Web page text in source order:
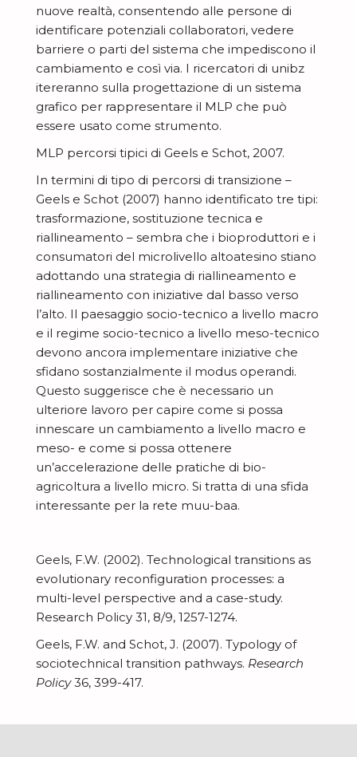
nuove realtà, consentendo alle persone di
identificare potenziali collaboratori, vedere
barriere o parti del sistema che impediscono il
cambiamento e così via. I ricercatori di unibz
itereranno sulla progettazione di un sistema
grafico per rappresentare il MLP che può
essere usato come strumento.
MLP percorsi tipici di Geels e Schot, 2007.
In termini di tipo di percorsi di transizione –
Geels e Schot (2007) hanno identificato tre tipi:
trasformazione, sostituzione tecnica e
riallineamento – sembra che i bioproduttori e i
consumatori del microlivello altoatesino stiano
adottando una strategia di riallineamento e
riallineamento con iniziative dal basso verso
l’alto. Il paesaggio socio-tecnico a livello macro
e il regime socio-tecnico a livello meso-tecnico
devono ancora implementare iniziative che
sfidano sostanzialmente il modus operandi.
Questo suggerisce che è necessario un
ulteriore lavoro per capire come si possa
innescare un cambiamento a livello macro e
meso- e come si possa ottenere
un’accelerazione delle pratiche di bio-
agricoltura a livello micro. Si tratta di una sfida
interessante per la rete muu-baa.
Geels, F.W. (2002). Technological transitions as
evolutionary reconfiguration processes: a
multi-level perspective and a case-study.
Research Policy 31, 8/9, 1257-1274.
Geels, F.W. and Schot, J. (2007). Typology of
sociotechnical transition pathways. Research
Policy36, 399-417.